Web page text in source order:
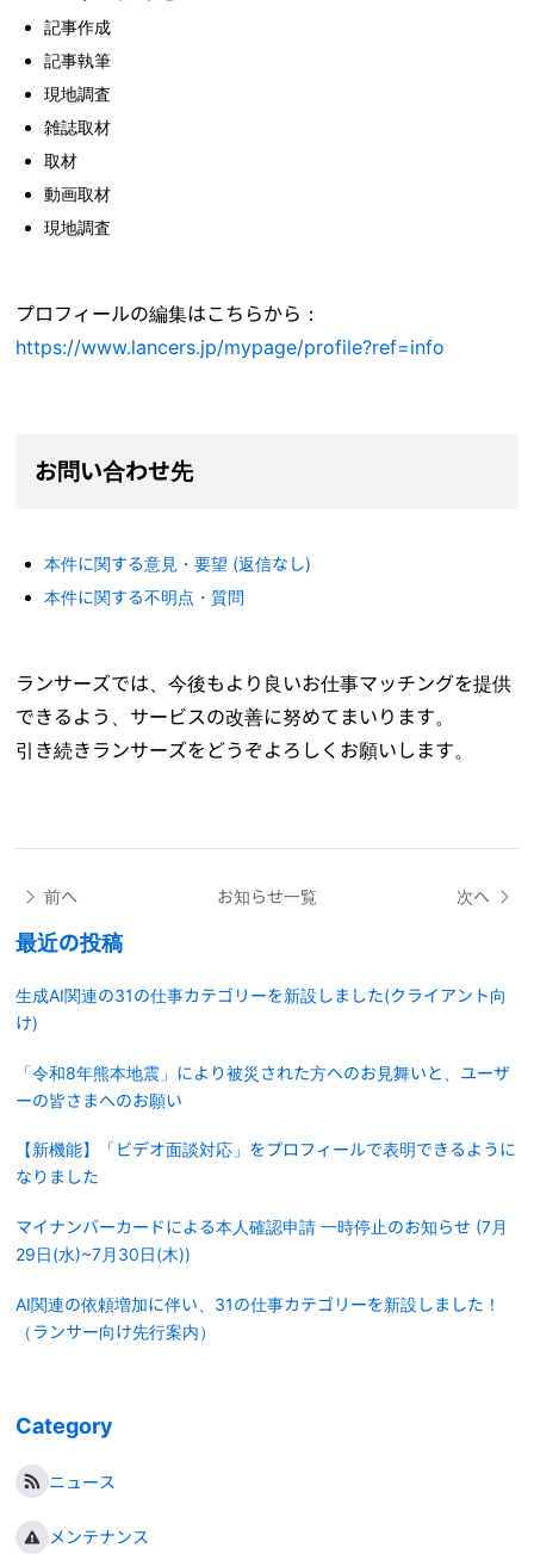
記事作成
記事執筆
現地調査
雑誌取材
取材
動画取材
現地調査
プロフィールの編集はこちらから：
https://www.lancers.jp/mypage/profile?ref=info
お問い合わせ先
本件に関する意見・要望 (返信なし)
本件に関する不明点・質問
ランサーズでは、今後もより良いお仕事マッチングを提供
できるよう、サービスの改善に努めてまいります。
引き続きランサーズをどうぞよろしくお願いします。
前へ お知らせ一覧 次へ
最近の投稿
生成AI関連の31の仕事カテゴリーを新設しました(クライアント向
け)
「令和8年熊本地震」により被災された方へのお見舞いと、ユーザ
ーの皆さまへのお願い
【新機能】「ビデオ面談対応」をプロフィールで表明できるように
なりました
マイナンバーカードによる本人確認申請 一時停止のお知らせ (7月
29日(水)~7月30日(木))
AI関連の依頼増加に伴い、31の仕事カテゴリーを新設しました！
（ランサー向け先行案内）
Category
ニュース
メンテナンス